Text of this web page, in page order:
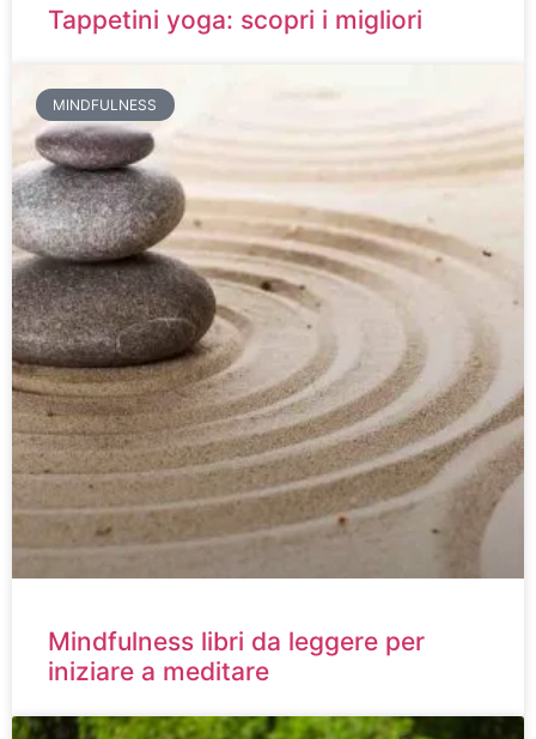
Tappetini yoga: scopri i migliori
MINDFULNESS
Mindfulness libri da leggere per
iniziare a meditare